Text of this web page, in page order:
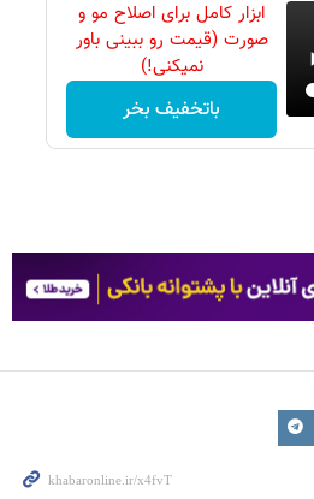
ابزار کامل برای اصلاح مو و
صورت (قیمت رو ببینی باور
نمیکنی!)
باتخفیف بخر